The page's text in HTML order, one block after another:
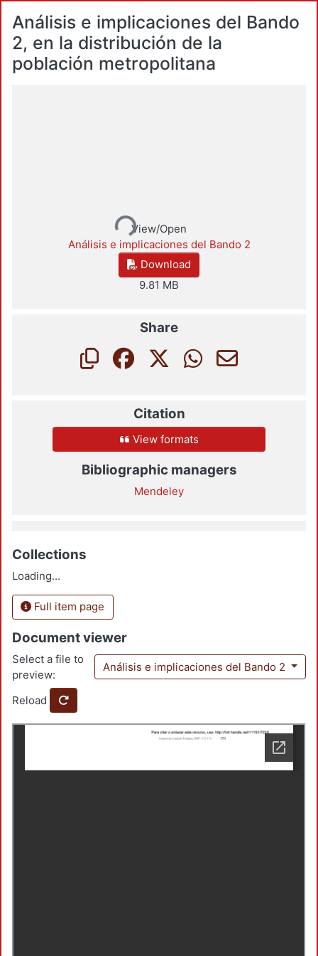
Análisis e implicaciones del Bando
2, en la distribución de la
población metropolitana
Loading...View/Open
Análisis e implicaciones del Bando 2
Download
9.81 MB
Share
Citation
View formats
Bibliographic managers
Mendeley
Collections
Loading...
Full item page
Document viewer
Select a file to
preview:
Análisis e implicaciones del Bando 2
Reload